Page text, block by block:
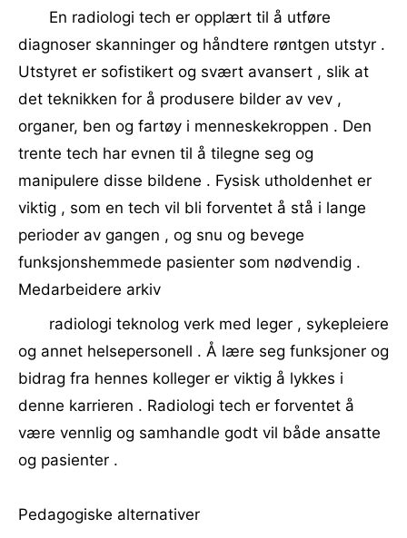
En radiologi tech er opplært til å utføre
diagnoser skanninger og håndtere røntgen utstyr .
Utstyret er sofistikert og svært avansert , slik at
det teknikken for å produsere bilder av vev ,
organer, ben og fartøy i menneskekroppen . Den
trente tech har evnen til å tilegne seg og
manipulere disse bildene . Fysisk utholdenhet er
viktig , som en tech vil bli forventet å stå i lange
perioder av gangen , og snu og bevege
funksjonshemmede pasienter som nødvendig .
Medarbeidere arkiv
radiologi teknolog verk med leger , sykepleiere
og annet helsepersonell . Å lære seg funksjoner og
bidrag fra hennes kolleger er viktig å lykkes i
denne karrieren . Radiologi tech er forventet å
være vennlig og samhandle godt vil både ansatte
og pasienter .
Pedagogiske alternativer